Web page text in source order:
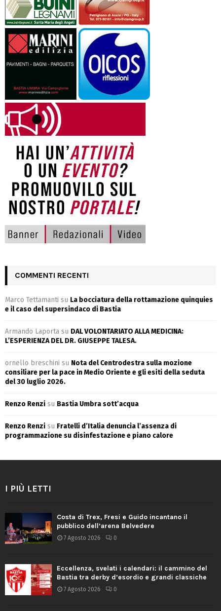
COMMENTI RECENTI
Marco Tettamanti su La bocciatura della rottamazione quinquies
e il caso del supersindaco di Bastia
Armando Laporta su DAL VOLONTARIATO ALLA MEDICINA:
L’ESPERIENZA DEL DR. GIUSEPPE TALESA.
ornello breschini su Nota del Centrodestra sulla mozione
consiliare per la pace in Medio Oriente e gli esiti della seduta
del 30 luglio 2026.
Renzo Renzi su Bastia Umbra sott’acqua
Renzo Renzi su Fratelli d’Italia denuncia l’assenza di
programmazione su disinfestazione e piano calore
I PIÙ LETTI
Costa di Trex, Fresi e Guido incantano il
pubblico dell’arena Belvedere
7 Agosto 2026 0
Eccellenza, svelati i calendari: il cammino del
Bastia tra derby d’esordio e grandi classiche
7 Agosto 2026 0